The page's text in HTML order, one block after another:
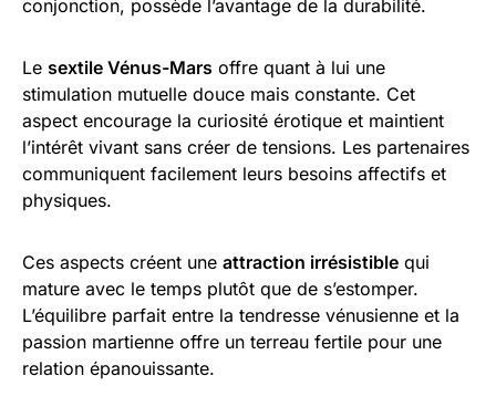
conjonction, possède l’avantage de la durabilité.
Le sextile Vénus-Mars offre quant à lui une
stimulation mutuelle douce mais constante. Cet
aspect encourage la curiosité érotique et maintient
l’intérêt vivant sans créer de tensions. Les partenaires
communiquent facilement leurs besoins affectifs et
physiques.
Ces aspects créent une attraction irrésistible qui
mature avec le temps plutôt que de s’estomper.
L’équilibre parfait entre la tendresse vénusienne et la
passion martienne offre un terreau fertile pour une
relation épanouissante.